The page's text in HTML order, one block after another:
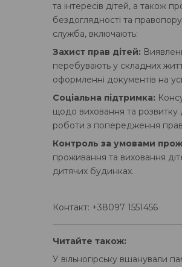
та інтересів дітей, а також
бездоглядності та
служба, включають:
Захист прав дітей:
перебувають у складних
оформленні документів на
Соціальна підтримка:
щодо виховання та розвитку
роботи з попередження
Контроль за умовами
проживання та виховання
дитячих будинках.
Контакт: +38097 1551456
Читайте також:
У вільногірську вшанували